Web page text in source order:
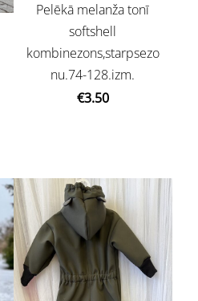
Pelēkā melanža tonī
softshell
kombinezons,starpsezo
nu.74-128.izm.
€3.50